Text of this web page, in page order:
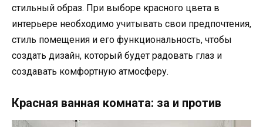
стильный образ. При выборе красного цвета в
интерьере необходимо учитывать свои предпочтения,
стиль помещения и его функциональность, чтобы
создать дизайн, который будет радовать глаз и
создавать комфортную атмосферу.
Красная ванная комната: за и против